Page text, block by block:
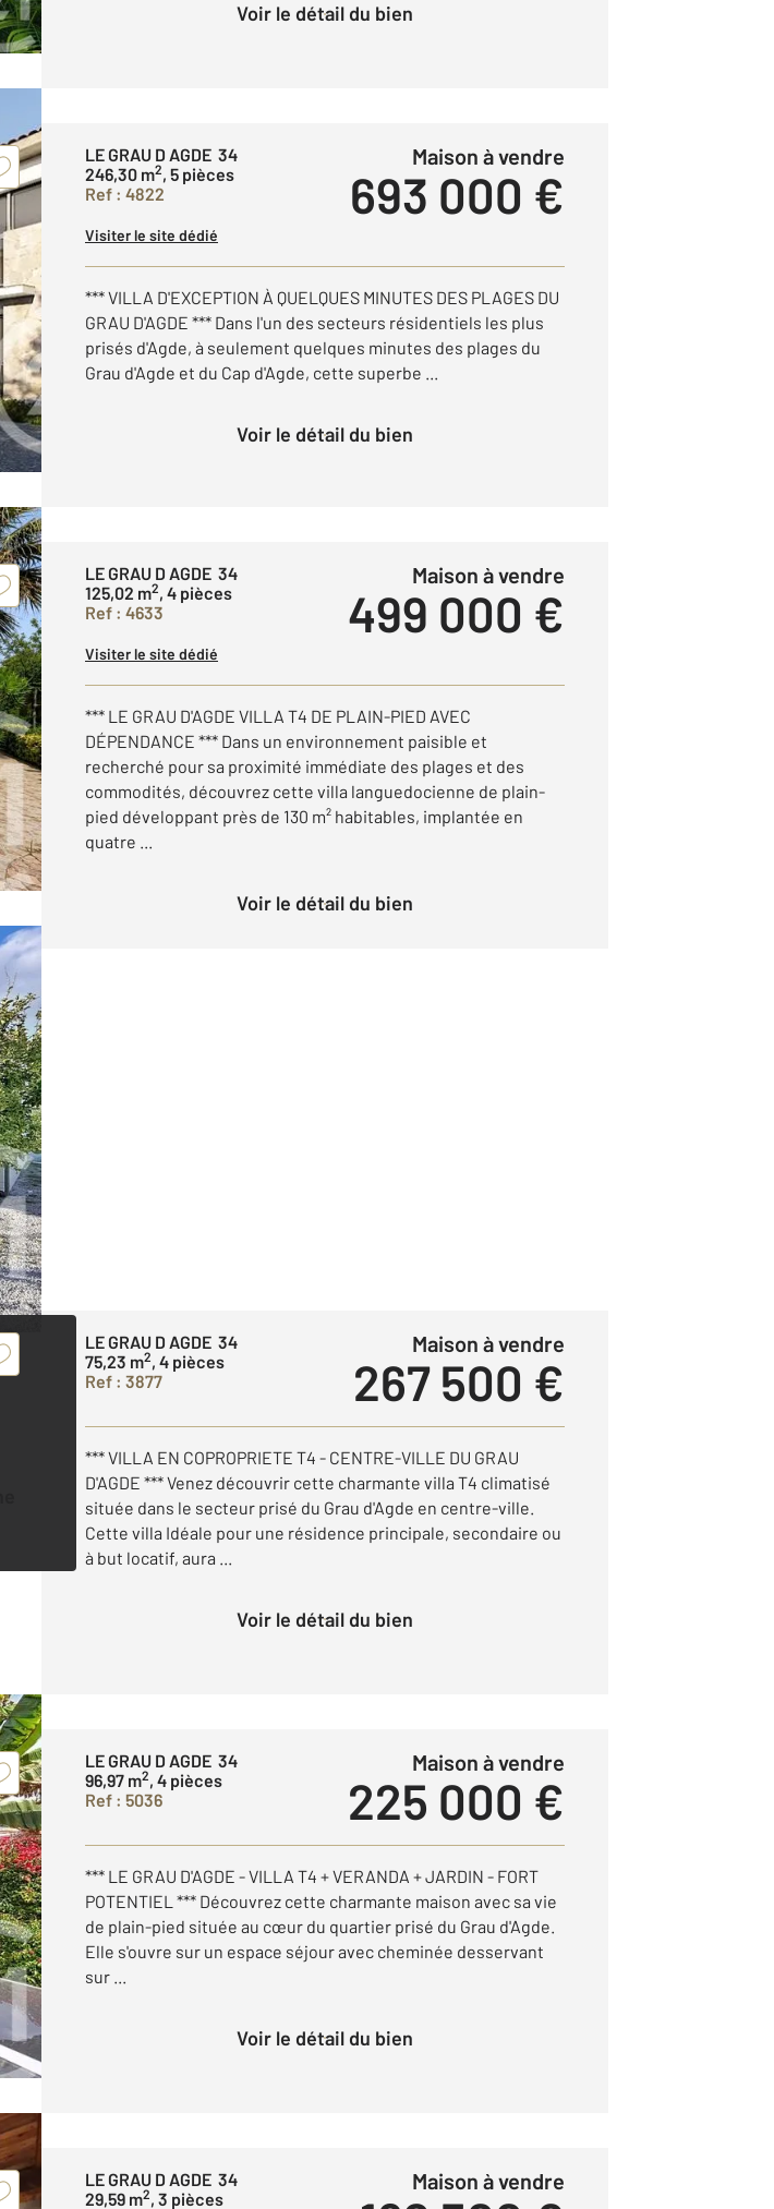
Voir le détail du bien
LE GRAU D AGDE 34
246,30 m2, 5 pièces
Ref : 4822
Maison à vendre
693 000 €
Visiter le site dédié
*** VILLA D'EXCEPTION À QUELQUES MINUTES DES PLAGES DU
GRAU D'AGDE *** Dans l'un des secteurs résidentiels les plus
prisés d'Agde, à seulement quelques minutes des plages du
Grau d'Agde et du Cap d'Agde, cette superbe ...
Voir le détail du bien
LE GRAU D AGDE 34
125,02 m2, 4 pièces
Ref : 4633
Maison à vendre
499 000 €
Visiter le site dédié
*** LE GRAU D'AGDE VILLA T4 DE PLAIN-PIED AVEC
DÉPENDANCE *** Dans un environnement paisible et
recherché pour sa proximité immédiate des plages et des
commodités, découvrez cette villa languedocienne de plain-
pied développant près de 130 m² habitables, implantée en
quatre ...
Voir le détail du bien
LE GRAU D AGDE 34
75,23 m2, 4 pièces
Ref : 3877
Maison à vendre
267 500 €
*** VILLA EN COPROPRIETE T4 - CENTRE-VILLE DU GRAU
D'AGDE *** Venez découvrir cette charmante villa T4 climatisé
située dans le secteur prisé du Grau d'Agde en centre-ville.
Cette villa Idéale pour une résidence principale, secondaire ou
à but locatif, aura ...
Voir le détail du bien
LE GRAU D AGDE 34
96,97 m2, 4 pièces
Ref : 5036
Maison à vendre
225 000 €
*** LE GRAU D'AGDE - VILLA T4 + VERANDA + JARDIN - FORT
POTENTIEL *** Découvrez cette charmante maison avec sa vie
de plain-pied située au cœur du quartier prisé du Grau d'Agde.
Elle s'ouvre sur un espace séjour avec cheminée desservant
sur ...
Voir le détail du bien
LE GRAU D AGDE 34
29,59 m2, 3 pièces
Maison à vendre